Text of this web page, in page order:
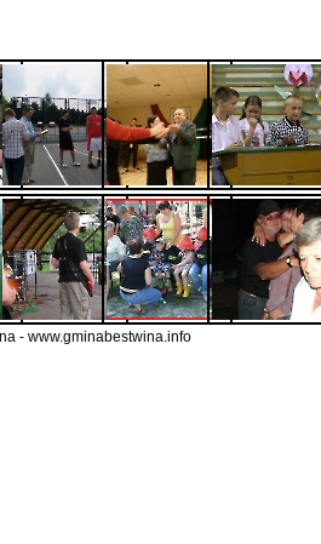
- www.gminabestwina.info